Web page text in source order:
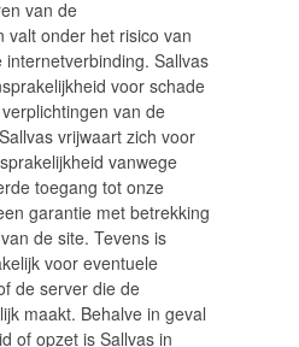
van de
valt onder het risico van
Sallvas
voor schade
van de
vrijwaart zich voor
vanwege
toegang tot onze
garantie met betrekking
de site. Tevens is
voor eventuele
de server die de
maakt. Behalve in geval
of opzet is Sallvas in